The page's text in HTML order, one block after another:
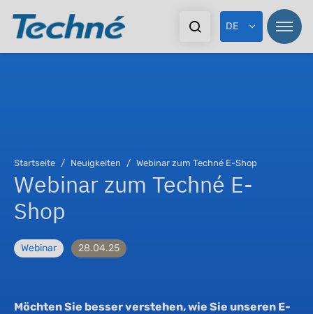
DE
Startseite Neuigkeiten Webinar zum Techné E-Shop
Webinar zum Techné E-
Shop
Webinar 28.04.25
Möchten Sie besser verstehen, wie Sie unseren E-